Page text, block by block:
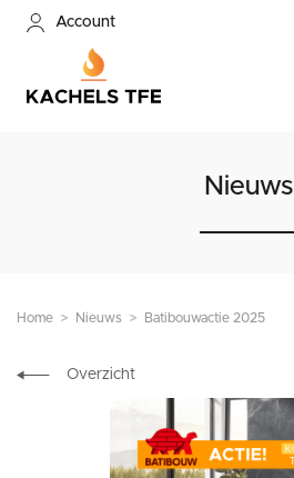
Account
Nieuws
Home Nieuws Batibouwactie 2025
Overzicht